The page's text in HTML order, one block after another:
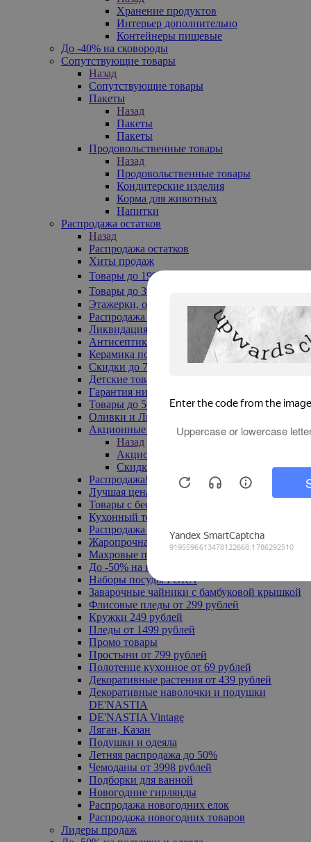
Хранение продуктов
Интерьер дополнительно
Контейнеры пищевые
До -40% на сковороды
Сопутствующие товары
Назад
Сопутствующие товары
Пакеты
Назад
Пакеты
Пакеты
Продовольственные товары
Назад
Продовольственные товары
Кондитерские изделия
Корма для животных
Напитки
Распродажа остатков
Назад
Распродажа остатков
Хиты продаж
Товары до 199₽
Товары до 399₽
Этажерки, обувницы
Распродажа текстиля до -50%
Ликвидация до -70%
Антисептики
Керамика по 129 руб
Скидки до 70%
Детские товары
Гарантия низкой цены
Товары до 500 руб
Оливки и Лимоны
Акционные товары
Назад
Акционные товары
Скидка 20% по промокоду
Распродажа! Ульяновск до -70%
Лучшая цена
Товары с бесплатной доставкой
Кухонный текстиль
Распродажа до -50%
Жаропрочная посуда
Махровые полотенца
До -50% на ковры
Наборы посуды FORA
Заварочные чайники с бамбуковой крышкой
Флисовые пледы от 299 рублей
Кружки 249 рублей
Пледы от 1499 рублей
Промо товары
Простыни от 799 рублей
Полотенце кухонное от 69 рублей
Декоративные растения от 439 рублей
Декоративные наволочки и подушки
DE'NASTIA
DE'NASTIA Vintage
Ляган, Казан
Подушки и одеяла
Летняя распродажа до 50%
Чемоданы от 3998 рублей
Подборки для ванной
Новогодние гирлянды
Распродажа новогодних елок
Распродажа новогодних товаров
Лидеры продаж